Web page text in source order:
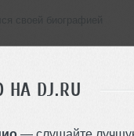
DJ.RU
— слушайте